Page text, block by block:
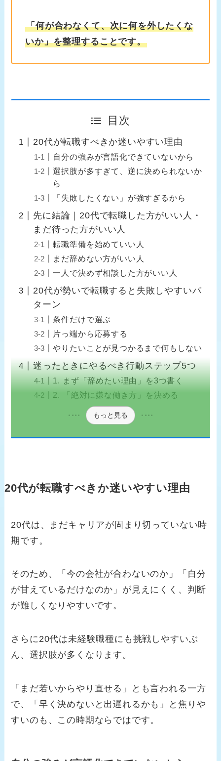
「何が合わなくて、次に何を外したくな
いか」を整理することです。
目次
20代が転職すべきか迷いやすい理由
自分の強みが言語化できていないから
選択肢が多すぎて、逆に決められないか
ら
「失敗したくない」が強すぎるから
先に結論｜20代で転職した方がいい人・
まだ待った方がいい人
転職準備を始めていい人
まだ辞めない方がいい人
一人で決めず相談した方がいい人
20代が勢いで転職すると失敗しやすいパ
ターン
条件だけで選ぶ
片っ端から応募する
やりたいことが見つかるまで何もしない
迷ったときにやるべき行動ステップ5つ
1. まず「辞めたい理由」を3つ書く
2. 「絶対に嫌な働き方」を決める
もっと見る
20代が転職すべきか迷いやすい理由
20代は、まだキャリアが固まり切っていない時
期です。
そのため、「今の会社が合わないのか」「自分
が甘えているだけなのか」が見えにくく、判断
が難しくなりやすいです。
さらに20代は未経験職種にも挑戦しやすいぶ
ん、選択肢が多くなります。
「まだ若いからやり直せる」とも言われる一方
で、「早く決めないと出遅れるかも」と焦りや
すいのも、この時期ならではです。